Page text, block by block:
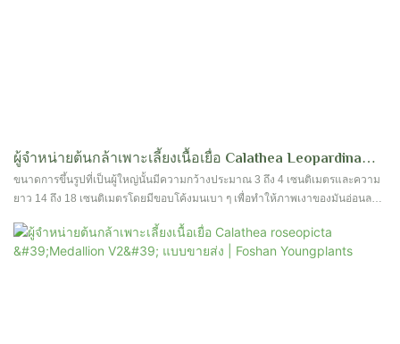
ผู้จำหน่ายต้นกล้าเพาะเลี้ยงเนื้อเยื่อ Calathea Leopardina
'Chrysoberyl' | Foshan Youngplants
ขนาดการขึ้นรูปที่เป็นผู้ใหญ่นั้นมีความกว้างประมาณ 3 ถึง 4 เซนติเมตรและความ
ยาว 14 ถึง 18 เซนติเมตรโดยมีขอบโค้งมนเบา ๆ เพื่อทำให้ภาพเงาของมันอ่อนลง
เส้นเลือดนูนอย่างประณีตเพิ่มพื้นผิวให้กับรูปร่างหน้าตาของมัน การติดตามไปตาม
หลอดเลือดดำเหล่านี้สปอร์สีเขียวเข้มสร้างรูปแบบที่ชวนให้หลงใหลการบรรจบกัน